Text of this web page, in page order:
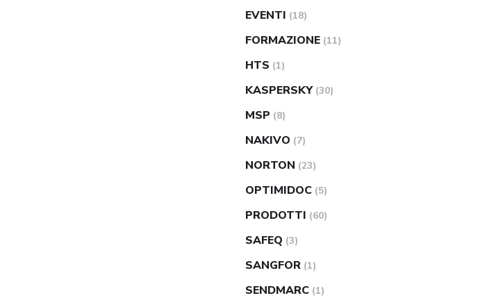
EVENTI (18)
FORMAZIONE (11)
HTS (1)
KASPERSKY (30)
MSP (8)
NAKIVO (7)
NORTON (23)
OPTIMIDOC (5)
PRODOTTI (60)
SAFEQ (3)
SANGFOR (1)
SENDMARC (1)